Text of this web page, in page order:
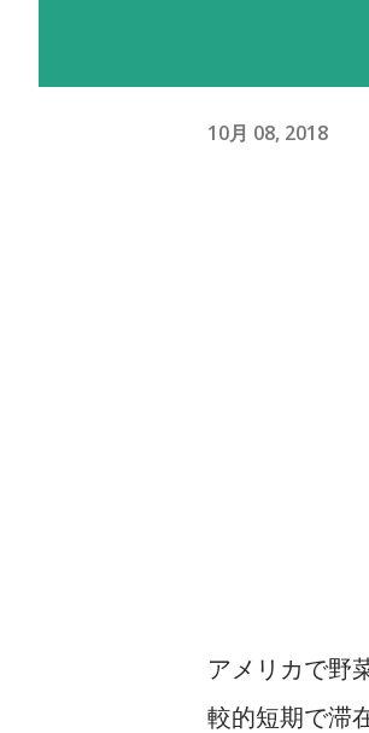
10月 08, 2018
アメリカで野
較的短期で滞